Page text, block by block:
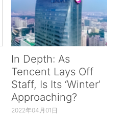
In Depth: As
Tencent Lays Off
Staff, Is Its ‘Winter’
Approaching?
2022年04月01日